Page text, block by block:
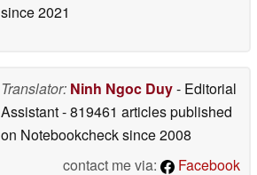
since 2021
Translator: Ninh Ngoc Duy- Editorial
Assistant- 819461 articles published
on Notebookchecksince 2008
contact me via:
Facebook